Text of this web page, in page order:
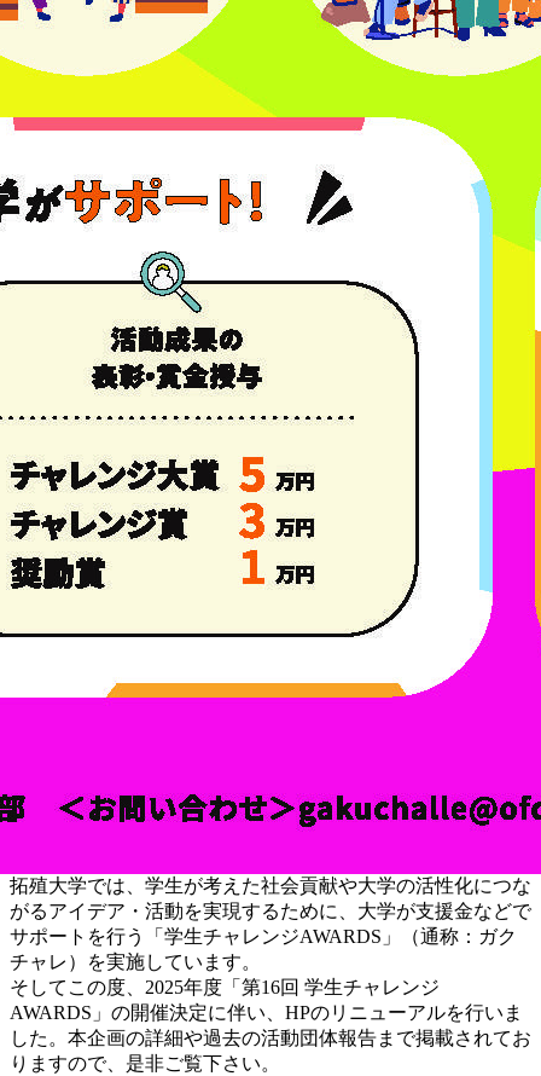
拓殖大学では、学生が考えた社会貢献や大学の活性化につな
がるアイデア・活動を実現するために、大学が支援金などで
サポートを行う「学生チャレンジAWARDS」（通称：ガク
チャレ）を実施しています。
そしてこの度、2025年度「第16回 学生チャレンジ
AWARDS」の開催決定に伴い、HPのリニューアルを行いま
した。本企画の詳細や過去の活動団体報告まで掲載されてお
りますので、是非ご覧下さい。